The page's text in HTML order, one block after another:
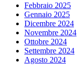
Febbraio 2025
Gennaio 2025
Dicembre 2024
Novembre 2024
Ottobre 2024
Settembre 2024
Agosto 2024